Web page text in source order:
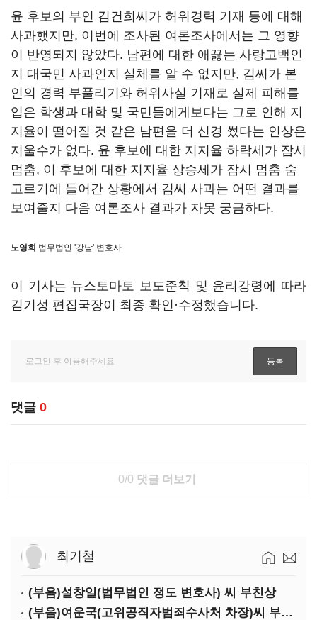
윤 후보의 부인 김건희씨가 허위경력 기재 등에 대해
사과했지만, 이번에 조사된 여론조사에서는 그 영향
이 반영되지 않았다. 남편에 대한 애끓는 사랑고백인
지 대국민 사과인지 실체를 알 수 없지만, 김씨가 본
인의 경력 부풀리기와 허위사실 기재로 실제 피해를
입은 학생과 대학 및 국민들에게보다는 그로 인해 지
지율이 떨어질 것 같은 남편을 더 신경 썼다는 인상은
지울수가 없다. 윤 후보에 대한 지지율 하락세가 잠시
멈춤, 이 후보에 대한 지지율 상승세가 잠시 멈춤 숨
고르기에 들어간 상황에서 김씨 사과는 어떤 결과를
보여줄지 다음 여론조사 결과가 자못 궁금하다.
노영희 법무법인 '강남' 변호사
이 기사는 뉴스토마토 보도준칙 및 윤리강령에 따라
김기성 편집국장이 최종 확인·수정했습니다.
댓글 0
0/0 댓글 더보기
최기철
(부음)설창일(법무법인 정도 변호사) 씨 부친상
(부음)여운국(고위공직자범죄수사처 차장)씨 부친상